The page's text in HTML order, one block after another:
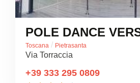
POLE DANCE
Toscana / Pietrasanta
Via Torraccia
+39 333 295 0809